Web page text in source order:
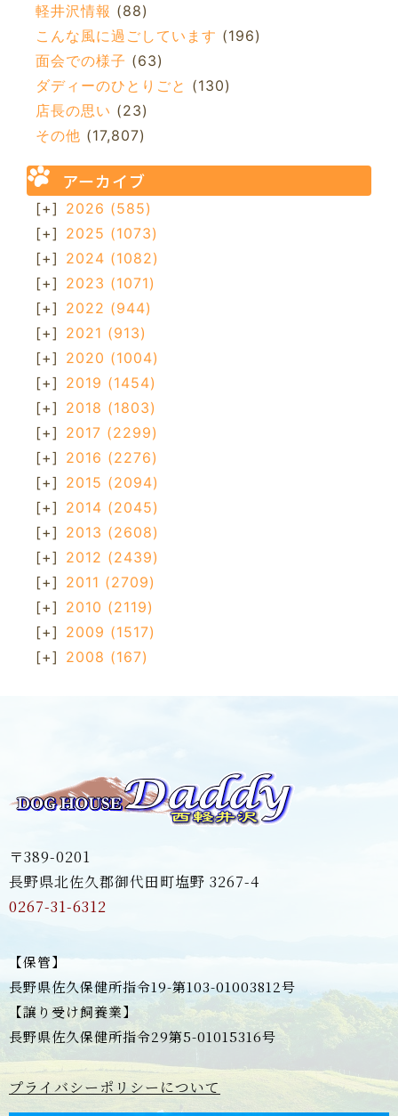
軽井沢情報 (88)
こんな風に過ごしています (196)
面会での様子 (63)
ダディーのひとりごと (130)
店長の思い (23)
その他 (17,807)
アーカイブ
[+] 2026 (585)
[+] 2025 (1073)
[+] 2024 (1082)
[+] 2023 (1071)
[+] 2022 (944)
[+] 2021 (913)
[+] 2020 (1004)
[+] 2019 (1454)
[+] 2018 (1803)
[+] 2017 (2299)
[+] 2016 (2276)
[+] 2015 (2094)
[+] 2014 (2045)
[+] 2013 (2608)
[+] 2012 (2439)
[+] 2011 (2709)
[+] 2010 (2119)
[+] 2009 (1517)
[+] 2008 (167)
〒389-0201
長野県北佐久郡御代田町塩野 3267-4
0267-31-6312
【保管】
長野県佐久保健所指令19-第103-01003812号
【譲り受け飼養業】
長野県佐久保健所指令29第5-01015316号
プライバシーポリシーについて